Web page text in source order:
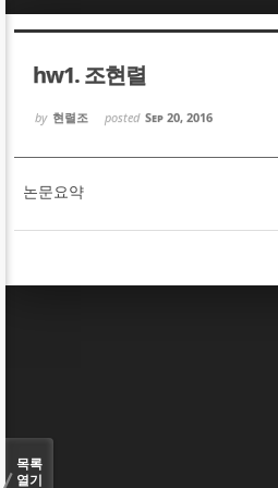
hw1. 조현렬
by 현렬조 posted Sep 20, 2016
논문요약
목록
열기
Sketchbook5, 스케
Sketchbook5, 스
Sketchbook5, 스케
Sketchbook5, 스